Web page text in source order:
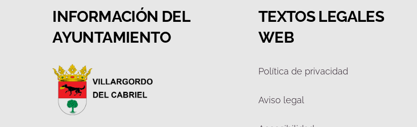
INFORMACIÓN DEL
AYUNTAMIENTO
TEXTOS LEGALES
WEB
Política de privacidad
Aviso legal